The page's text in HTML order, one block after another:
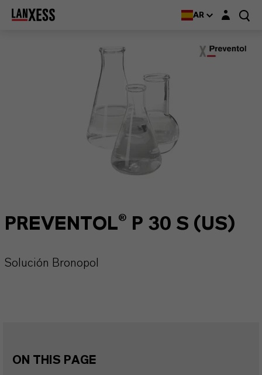
AR Login layer
PREVENTOL® P 30 S (US)
Solución Bronopol
ON THIS PAGE